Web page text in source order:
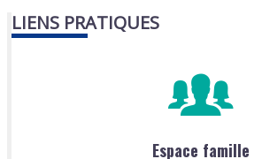
LIENS PRATIQUES
Espace famille